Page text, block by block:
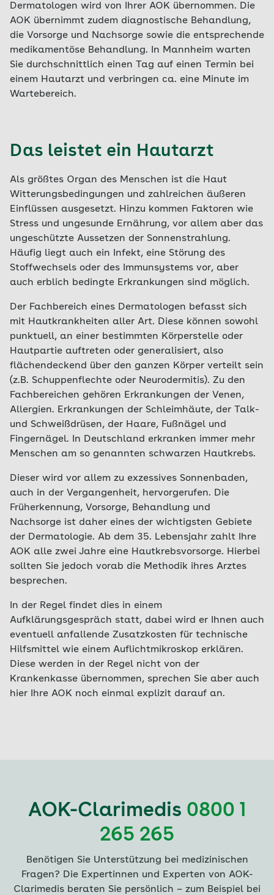
Dermatologen wird von Ihrer AOK übernommen. Die
AOK übernimmt zudem diagnostische Behandlung,
die Vorsorge und Nachsorge sowie die entsprechende
medikamentöse Behandlung. In Mannheim warten
Sie durchschnittlich einen Tag auf einen Termin bei
einem Hautarzt und verbringen ca. eine Minute im
Wartebereich.
Das leistet ein Hautarzt
Als größtes Organ des Menschen ist die Haut
Witterungsbedingungen und zahlreichen äußeren
Einflüssen ausgesetzt. Hinzu kommen Faktoren wie
Stress und ungesunde Ernährung, vor allem aber das
ungeschützte Aussetzen der Sonnenstrahlung.
Häufig liegt auch ein Infekt, eine Störung des
Stoffwechsels oder des Immunsystems vor, aber
auch erblich bedingte Erkrankungen sind möglich.
Der Fachbereich eines Dermatologen befasst sich
mit Hautkrankheiten aller Art. Diese können sowohl
punktuell, an einer bestimmten Körperstelle oder
Hautpartie auftreten oder generalisiert, also
flächendeckend über den ganzen Körper verteilt sein
(z.B. Schuppenflechte oder Neurodermitis). Zu den
Fachbereichen gehören Erkrankungen der Venen,
Allergien. Erkrankungen der Schleimhäute, der Talk-
und Schweißdrüsen, der Haare, Fußnägel und
Fingernägel. In Deutschland erkranken immer mehr
Menschen am so genannten schwarzen Hautkrebs.
Dieser wird vor allem zu exzessives Sonnenbaden,
auch in der Vergangenheit, hervorgerufen. Die
Früherkennung, Vorsorge, Behandlung und
Nachsorge ist daher eines der wichtigsten Gebiete
der Dermatologie. Ab dem 35. Lebensjahr zahlt Ihre
AOK alle zwei Jahre eine Hautkrebsvorsorge. Hierbei
sollten Sie jedoch vorab die Methodik ihres Arztes
besprechen.
In der Regel findet dies in einem
Aufklärungsgespräch statt, dabei wird er Ihnen auch
eventuell anfallende Zusatzkosten für technische
Hilfsmittel wie einem Auflichtmikroskop erklären.
Diese werden in der Regel nicht von der
Krankenkasse übernommen, sprechen Sie aber auch
hier Ihre AOK noch einmal explizit darauf an.
AOK-Clarimedis 0800 1
265 265
Benötigen Sie Unterstützung bei medizinischen
Fragen? Die Expertinnen und Experten von AOK-
Clarimedis beraten Sie persönlich – zum Beispiel bei